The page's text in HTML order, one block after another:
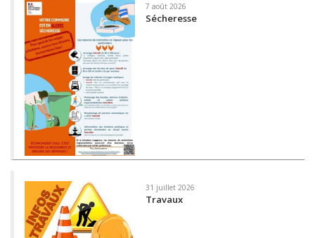
7 août 2026
Sécheresse
31 juillet 2026
Travaux